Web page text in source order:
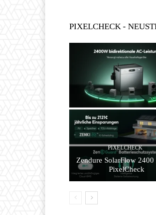
PIXELCHECK -
PIXELCHECK
Zendure SolarFlow 2400
PixelCheck